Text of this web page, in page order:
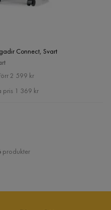
Connect, Svart
2 599 kr
pris 1 369 kr
produkter